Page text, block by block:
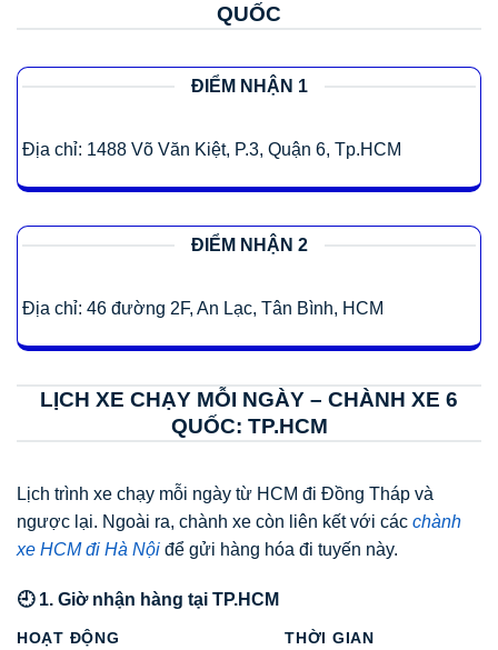
QUỐC
ĐIỂM NHẬN 1
Địa chỉ: 1488 Võ Văn Kiệt, P.3, Quận 6, Tp.HCM
ĐIỂM NHẬN 2
Địa chỉ: 46 đường 2F, An Lạc, Tân Bình, HCM
LỊCH XE CHẠY MỖI NGÀY – CHÀNH XE 6
QUỐC: TP.HCM
Lịch trình xe chạy mỗi ngày từ HCM đi Đồng Tháp và
ngược lại. Ngoài ra, chành xe còn liên kết với các chành
xe HCM đi Hà Nội để gửi hàng hóa đi tuyến này.
🕘 1. Giờ nhận hàng tại TP.HCM
HOẠT ĐỘNG
THỜI GIAN